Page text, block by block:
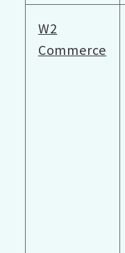
W2
Commerce